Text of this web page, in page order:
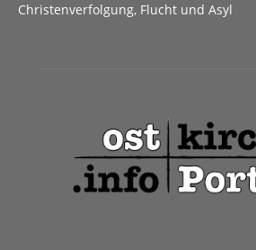
Christenverfolgung, Flucht und Asyl